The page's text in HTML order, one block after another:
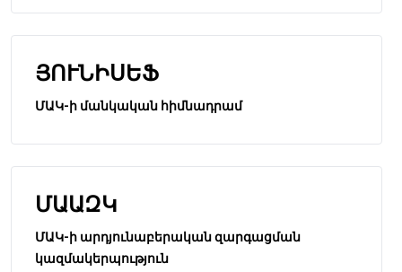
ՅՈՒՆԻՍԵՖ
ՄԱԿ-ի մանկական հիմնադրամ
ՄԱԱԶԿ
ՄԱԿ-ի արդյունաբերական զարգացման
կազմակերպություն